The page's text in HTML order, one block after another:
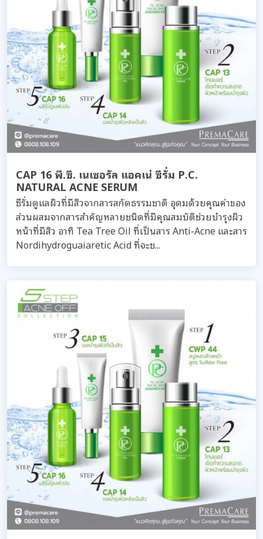
CAP 16 พี.ซี. เนเชอรัล แอคเน่ ซีรั่ม P.C.
NATURAL ACNE SERUM
ซีรั่มดูแลผิวที่มีสิวจากสารสกัดธรรมชาติ อุดมด้วยคุณค่าของ
ส่วนผสมจากสารสำคัญหลายชนิดที่มีคุณสมบัติช่วยบำรุงผิว
หน้าที่มีสิว อาทิ Tea Tree Oil ที่เป็นสาร Anti-Acne และสาร
Nordihydroguaiaretic Acid ที่จะช...